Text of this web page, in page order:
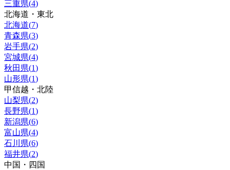
三重県(4)
北海道・東北
北海道(7)
青森県(3)
岩手県(2)
宮城県(4)
秋田県(1)
山形県(1)
甲信越・北陸
山梨県(2)
長野県(1)
新潟県(6)
富山県(4)
石川県(6)
福井県(2)
中国・四国